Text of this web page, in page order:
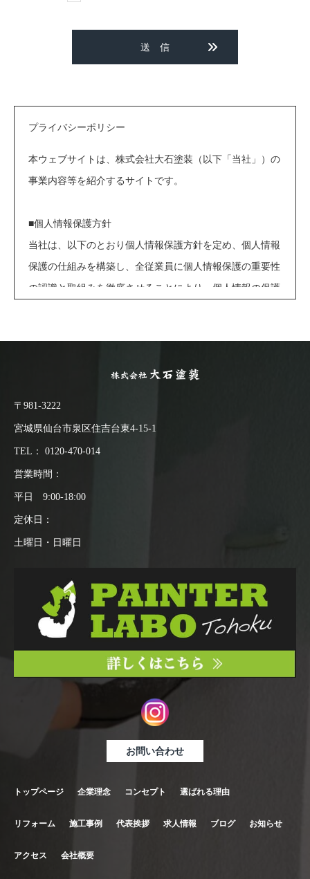
プライバシーポリシー
本ウェブサイトは、株式会社大石塗装（以下「当社」）の
事業内容等を紹介するサイトです。
■個人情報保護方針
当社は、以下のとおり個人情報保護方針を定め、個人情報
保護の仕組みを構築し、全従業員に個人情報保護の重要性
の認識と取組みを徹底させることにより、個人情報の保護
当社は、お客さまの個人情報を正確かつ最新の状態に保
■個人情報の利用目的
本ウェブサイトでは、お客様からのお問い合わせ時に、お
名前、e-mailアドレス、電話番号等の個人情報をご登録い
ただく場合がございますが、これらの個人情報はご提供い
ただく際の目的以外では利用いたしません。 お客さまか
らお預かりした個人情報は、当社からのご連絡や業務のご
案内やご質問に対する回答として、電子メールや資料のご
送付に利用いたします。
■個人情報の第三者への開示・提供の禁止
当社は、お客さまよりお預かりした個人情報を適切に管理
し、次のいずれかに該当する場合を除き、個人情報を第三
者に開示いたしません。
務を委託する業者に対して開示する場合
〒981-3222
宮城県仙台市泉区住吉台東4-15-1
TEL： 0120-470-014
営業時間：
平日 9:00-18:00
定休日：
土曜日・日曜日
お問い合わせ
トップページ 企業理念 コンセプト 選ばれる理由
リフォーム 施工事例 代表挨拶 求人情報 ブログ お知らせ
アクセス 会社概要